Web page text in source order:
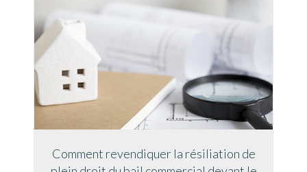
Comment revendiquer la résiliation de